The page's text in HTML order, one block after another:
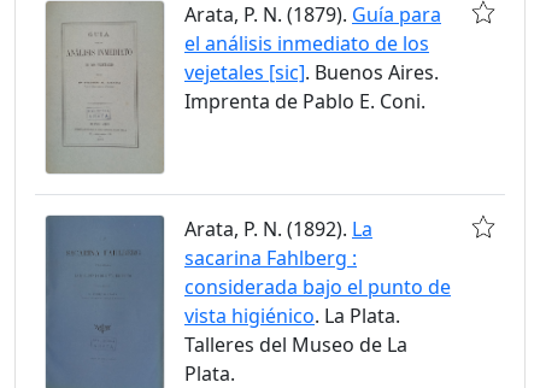
Arata, P. N. (1879). Guía para
el análisis inmediato de los
vejetales [sic]. Buenos Aires.
Imprenta de Pablo E. Coni.
Arata, P. N. (1892). La
sacarina Fahlberg :
considerada bajo el punto de
vista higiénico. La Plata.
Talleres del Museo de La
Plata.